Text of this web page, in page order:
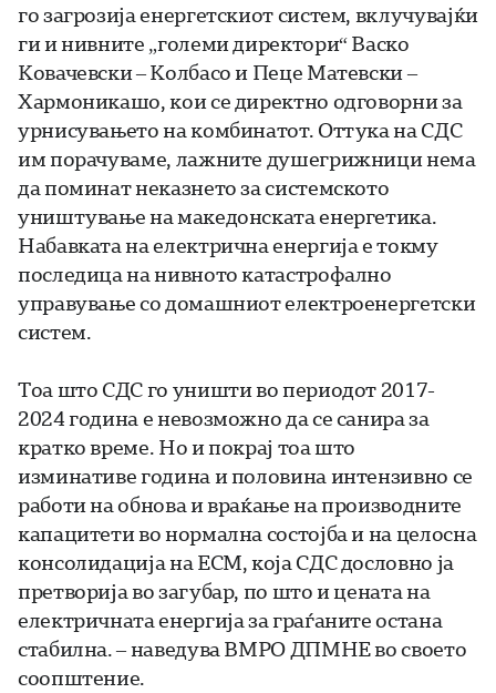
го загрозија енергетскиот систем, вклучувајќи
ги и нивните „големи директори“ Васко
Ковачевски – Колбасо и Пеце Матевски –
Хармоникашо, кои се директно одговорни за
урнисувањето на комбинатот. Оттука на СДС
им порачуваме, лажните душегрижници нема
да поминат неказнето за системското
уништување на македонската енергетика.
Набавката на електрична енергија е токму
последица на нивното катастрофално
управување со домашниот електроенергетски
систем.
Тоа што СДС го уништи во периодот 2017-
2024 година е невозможно да се санира за
кратко време. Но и покрај тоа што
изминативе година и половина интензивно се
работи на обнова и враќање на производните
капацитети во нормална состојба и на целосна
консолидација на ЕСМ, која СДС дословно ја
претворија во загубар, по што и цената на
електричната енергија за граѓаните остана
стабилна. – наведува ВМРО ДПМНЕ во своето
соопштение.